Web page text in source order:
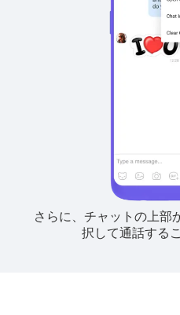
さらに、チャットの上部
択して通話する